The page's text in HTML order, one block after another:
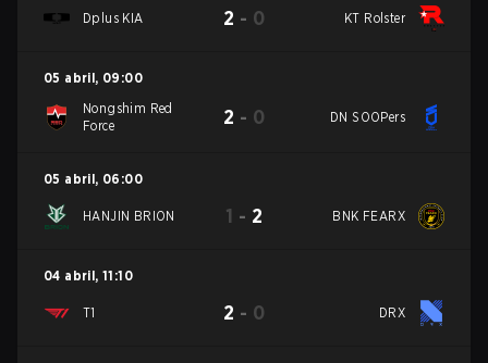
Dplus KIA 2 - 0 KT Rolster
05 abril, 09:00
Nongshim Red
Force
2 - 0 DN SOOPers
05 abril, 06:00
HANJIN BRION 1 - 2 BNK FEARX
04 abril, 11:10
T1 2 - 0 DRX